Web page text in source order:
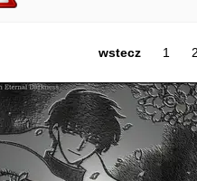
wstecz 1 2